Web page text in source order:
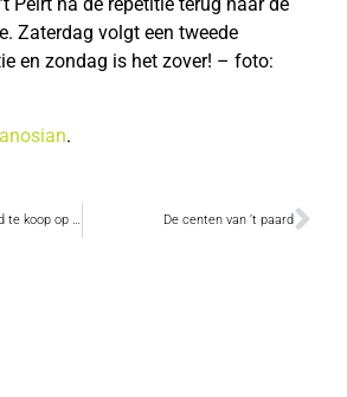
Peirt na de repetitie terug naar de
Zaterdag volgt een tweede
en zondag is het zover! – foto:
.
“Het Ros Beiaard stond te koop op Kapaza” De centen van ’t paard